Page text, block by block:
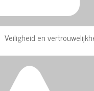
Veiligheid en